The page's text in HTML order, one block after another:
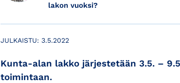
lakon vuoksi?
JULKAISTU: 3.5.2022
Kunta-alan lakko järjestetään 3.5. –
toimintaan.